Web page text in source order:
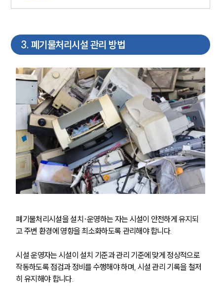
3. 폐기물처리시설 관리 방법
폐기물처리시설을 설치·운영하는 자는 시설이 안전하게 유지되
고 주변 환경에 영향을 최소화하도록 관리해야 합니다.
시설 운영자는 시설이 설치 기준과 관리 기준에 맞게 정상적으로
작동하도록 점검과 정비를 수행해야 하며, 시설 관리 기록을 철저
히 유지해야 합니다.